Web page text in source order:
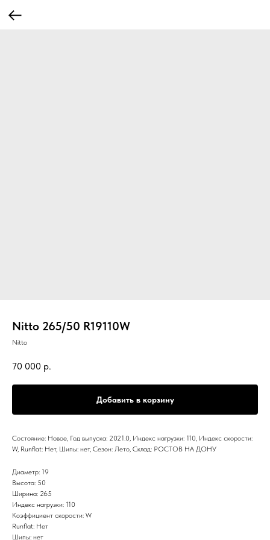
Nitto 265/50 R19110W
Nitto
70 000 р.
Добавить в корзину
Состояние: Новое, Год выпуска: 2021.0, Индекс нагрузки: 110, Индекс скорости:
W, Runflat: Нет, Шипы: нет, Сезон: Лето, Склад: РОСТОВ НА ДОНУ
Диаметр: 19
Высота: 50
Ширина: 265
Индекс нагрузки: 110
Коэффициент скорости: W
Runflat: Нет
Шипы: нет